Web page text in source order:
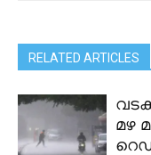
RELATED ARTICLES
മഴ